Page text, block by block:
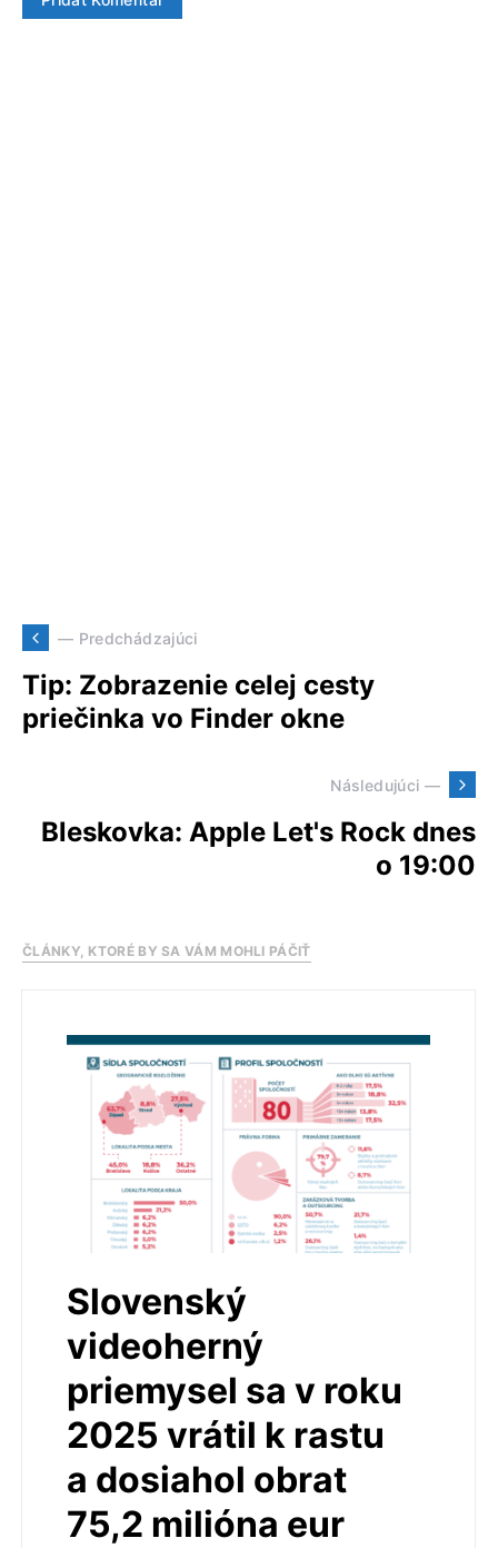
— Predchádzajúci
Tip: Zobrazenie celej cesty
priečinka vo Finder okne
Následujúci —
Bleskovka: Apple Let's Rock dnes
o 19:00
ČLÁNKY, KTORÉ BY SA VÁM MOHLI PÁČIŤ
Slovenský
videoherný
priemysel sa v roku
2025 vrátil k rastu
a dosiahol obrat
75,2 milióna eur